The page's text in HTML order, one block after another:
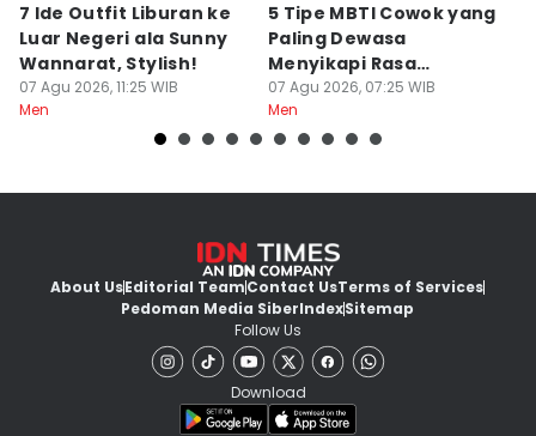
7 Ide Outfit Liburan ke
Luar Negeri ala Sunny
Wannarat, Stylish!
07 Agu 2026, 11:25 WIB
Men
5 Tipe MBTI Cowok yang
Paling Dewasa
Menyikapi Rasa
Cemburu
07 Agu 2026, 07:25 WIB
Men
About UsEditorial TeamContact UsTerms of Services
Pedoman Media SiberIndexSitemap
Follow Us
Download